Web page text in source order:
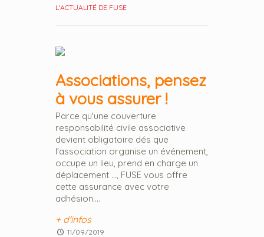
L'ACTUALITÉ DE FUSE
Associations, pensez
à vous assurer !
Parce qu'une couverture
responsabilité civile associative
devient obligatoire dés que
l'association organise un événement,
occupe un lieu, prend en charge un
déplacement ..., FUSE vous offre
cette assurance avec votre
adhésion....
+ d'infos
11/09/2019